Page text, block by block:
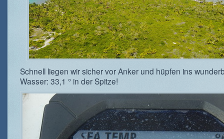
Schnell liegen wir sicher vor Anker und hüpfen ins
Wasser: 33,1 ° in der Spitze!